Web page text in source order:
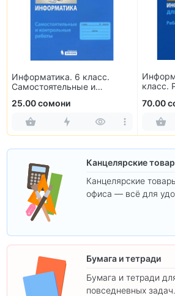
Информатика. 6 класс.
Самостоятельные и
25.00 сомони
класс.
70.00
Канцелярские
Канцелярские
офиса — всё для
Бумага и тетради
Бумага и тетради
повседневных задач.